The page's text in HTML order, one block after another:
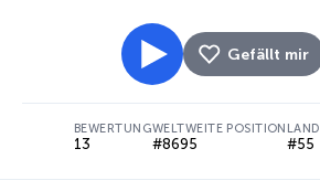
Gefällt mir
BEWERTUNG
13
WELTWEITE POSITION
#8695 #55